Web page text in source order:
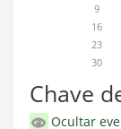
9
16
23
30
Chave
Ocultar